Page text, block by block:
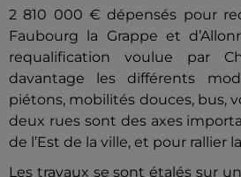
2 810 000 € dépensés pour
Faubourg la Grappe et
requalification voulue par
davantage les différents
piétons, mobilités douces, bus,
deux rues sont des axes
de l’Est de la ville, et pour rallier
Les travaux se sont étalés sur